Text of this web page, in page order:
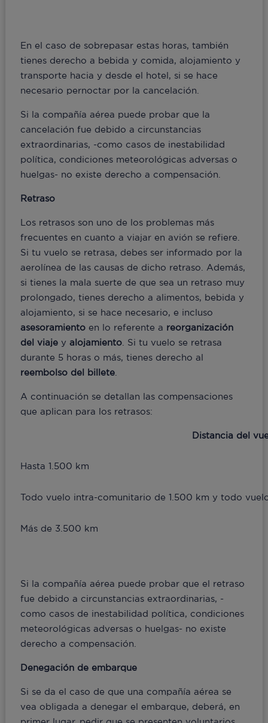
En el caso de sobrepasar estas horas, también
tienes derecho a bebida y comida, alojamiento y
transporte hacia y desde el hotel, si se hace
necesario pernoctar por la cancelación.
Si la compañía aérea puede probar que la
cancelación fue debido a circunstancias
extraordinarias, -como casos de inestabilidad
política, condiciones meteorológicas adversas o
huelgas- no existe derecho a compensación.
Retraso
Los retrasos son uno de los problemas más
frecuentes en cuanto a viajar en avión se refiere.
Si tu vuelo se retrasa, debes ser informado por la
aerolínea de las causas de dicho retraso. Además,
si tienes la mala suerte de que sea un retraso muy
prolongado, tienes derecho a alimentos, bebida y
alojamiento, si se hace necesario, e incluso
asesoramientoen lo referente a reorganización
del viajey alojamiento. Si tu vuelo se retrasa
durante 5 horas o más, tienes derecho al
reembolso del billete.
A continuación se detallan las compensaciones
que aplican para los retrasos:
Distancia del
Hasta 1.500 km
Todo vuelo intra-comunitario de 1.500 km y todo
Más de 3.500 km
Si la compañía aérea puede probar que el retraso
fue debido a circunstancias extraordinarias, -
como casos de inestabilidad política, condiciones
meteorológicas adversas o huelgas- no existe
derecho a compensación.
Denegación de embarque
Si se da el caso de que una compañía aérea se
vea obligada a denegar el embarque, deberá, en